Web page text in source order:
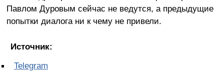
Павлом Дуровым сейчас не ведутся, а предыдущие
попытки диалога ни к чему не привели.
Источник:
Telegram